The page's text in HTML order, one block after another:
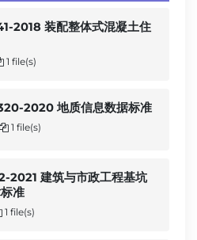
2018 装配整体式混凝土住
1 file(s)
2020 地质信息数据标准
1 file(s)
2021 建筑与市政工程基坑
准
1 file(s)